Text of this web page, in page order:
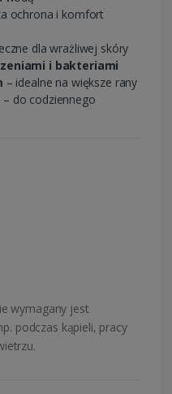
ochrona i komfort
dla wrażliwej skóry
i bakteriami
– idealne na większe rany
– do codziennego
wymagany jest
podczas kąpieli, pracy